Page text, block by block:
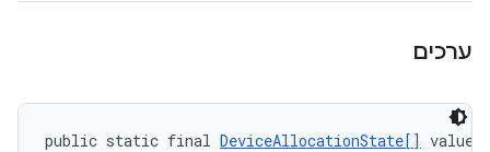
ערכים
public static final DeviceAllocationState[]